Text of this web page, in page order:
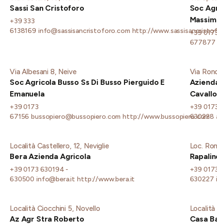
Sassi San Cristoforo
+39 333
6138169 info@sassisancristoforo.com http://
Soc
+39
677877
Via Albesani 8, Neive
Soc Agricola Busso Ss Di Busso Pierguido E
Emanuela
+39 0173
67156 bussopiero@bussopiero.com http://www.bussopiero.com
Via
+39
630228
Località Castellero, 12, Neviglie
Bera Azienda Agricola
+39 0173 630194 -
630500 info@bera.it http://www.bera.it
Loc.
+39
630227
Località Ciocchini 5, Novello
Az Agr Stra Roberto
Località
Casa